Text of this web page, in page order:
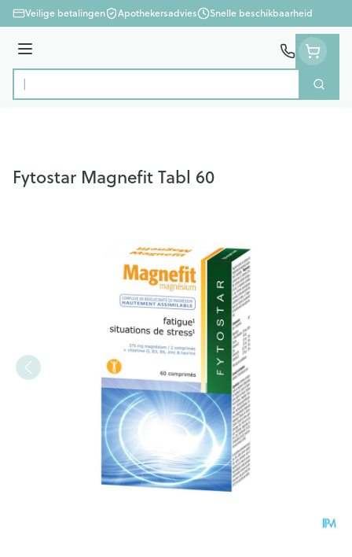
Ga naar de inhoud
Veilige betalingen Apothekersadvies Snelle beschikbaarheid
Menu
Product, merk, categorie...
Zoek
Fytostar Magnefit Tabl 60